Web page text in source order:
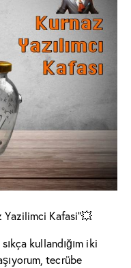
Yazilimci Kafasi”💥
kullandığım iki
tecrübe